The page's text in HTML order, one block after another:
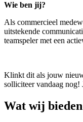
Wie ben jij?
Als commercieel
uitstekende
teamspeler met een
Klinkt dit als jouw
solliciteer vandaag nog!
Wat wij bieden